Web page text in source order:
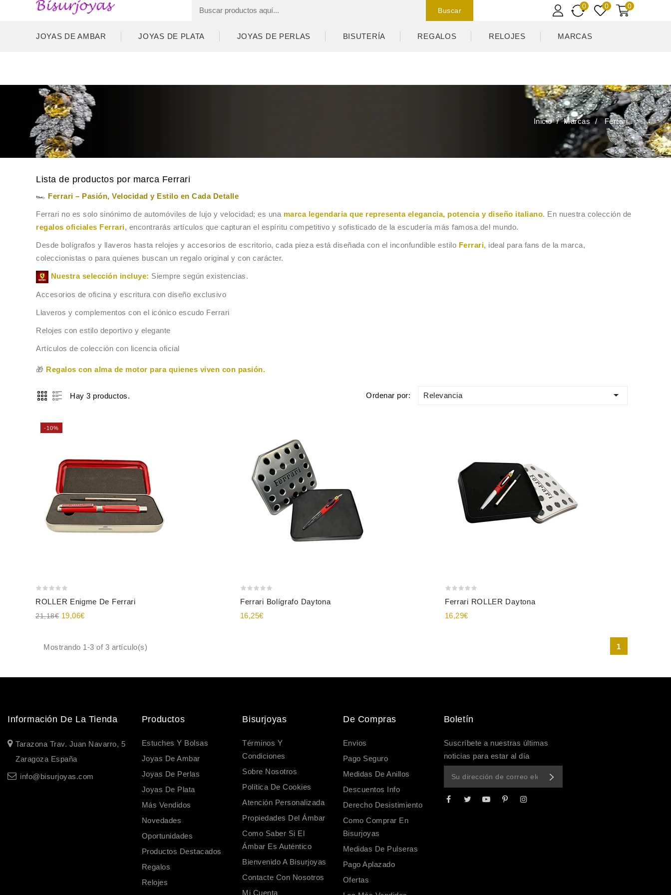
0
0
0
Buscar
JOYAS DE AMBAR JOYAS DE PLATA JOYAS DE PERLAS BISUTERÍA REGALOS RELOJES MARCAS
Inicio Marcas Ferrari
Lista de productos por marca Ferrari
🏎️ Ferrari – Pasión, Velocidad y Estilo en Cada Detalle
Ferrari no es solo sinónimo de automóviles de lujo y velocidad; es una marca legendaria que representa elegancia, potencia y diseño italiano. En nuestra colección de
regalos oficiales Ferrari, encontrarás artículos que capturan el espíritu competitivo y sofisticado de la escudería más famosa del mundo.
Desde bolígrafos y llaveros hasta relojes y accesorios de escritorio, cada pieza está diseñada con el inconfundible estilo Ferrari, ideal para fans de la marca,
coleccionistas o para quienes buscan un regalo original y con carácter.
Nuestra selección incluye: Siempre según existencias.
Accesorios de oficina y escritura con diseño exclusivo
Llaveros y complementos con el icónico escudo Ferrari
Relojes con estilo deportivo y elegante
Artículos de colección con licencia oficial
🎁 Regalos con alma de motor para quienes viven con pasión.
Hay 3 productos. Ordenar por: Relevancia 
-10%
ROLLER Enigme De Ferrari
21,18€ 19,06€
Ferrari Bolígrafo Daytona
16,25€
Ferrari ROLLER Daytona
16,29€
Mostrando 1-3 of 3 artículo(s) 1
Información De La Tienda
Tarazona Trav. Juan Navarro, 5
Zaragoza España
info@bisurjoyas.com
Productos
Estuches Y Bolsas
Joyas De Ambar
Joyas De Perlas
Joyas De Plata
Más Vendidos
Novedades
Oportunidades
Productos Destacados
Regalos
Relojes
Bisurjoyas
Términos Y
Condiciones
Sobre Nosotros
Política De Cookies
Atención Personalizada
Propiedades Del Ámbar
Como Saber Si El
Ámbar Es Auténtico
Bienvenido A Bisurjoyas
Contacte Con Nosotros
Mi Cuenta
De Compras
Envios
Pago Seguro
Medidas De Anillos
Descuentos Info
Derecho Desistimiento
Como Comprar En
Bisurjoyas
Medidas De Pulseras
Pago Aplazado
Ofertas
Boletín
Suscríbete a nuestras últimas
noticias para estar al día